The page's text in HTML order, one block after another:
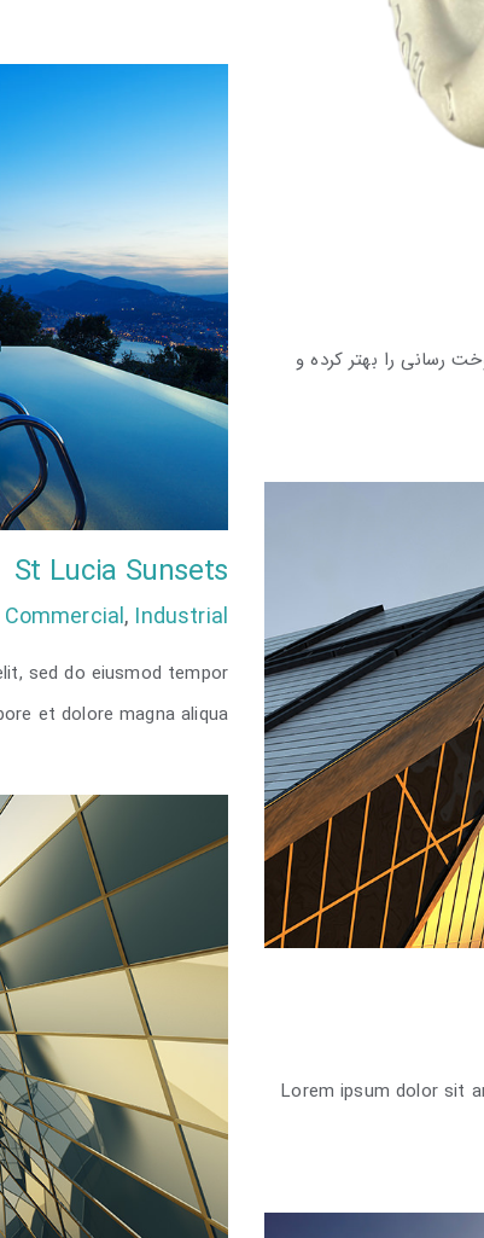
رسانی را بهتر کرده و
St Lucia Sunsets
Commercial, Industrial
sed do eiusmod tempor
et dolore magna aliqua.
Lorem ipsum dolor sit